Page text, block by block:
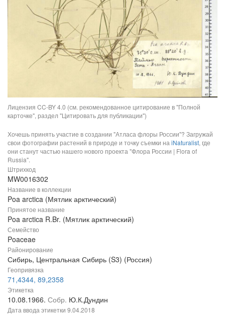
Лицензия CC-BY 4.0 (см. рекомендованное цитирование в "Полной
карточке", раздел "Цитировать для публикации")
Хочешь принять участие в создании "Атласа флоры России"? Загружай
свои фотографии растений в природе и точку съемки на iNaturalist, где
они станут частью нашего нового проекта "Флора России | Flora of
Russia".
Штрихкод
MW0016302
Название в коллекции
Poa arctica (Мятлик арктический)
Принятое название
Poa arctica R.Br. (Мятлик арктический)
Семейство
Poaceae
Районирование
Сибирь, Центральная Сибирь (S3) (Россия)
Геопривязка
71,4344, 89,2358
Этикетка
10.08.1966. Собр. Ю.К.Дундин
Дата ввода этикетки 9.04.2018